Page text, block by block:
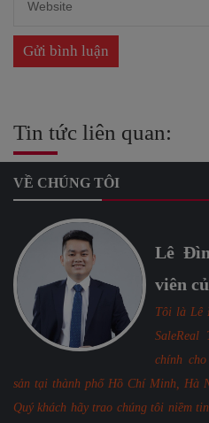
Tin tức liên quan:
VỀ CHÚNG TÔI
Lê
viên
Tôi là Lê
chính
sản tại thành phố Hồ Chí Minh, Hà
Quý khách hãy trao chúng tôi niềm